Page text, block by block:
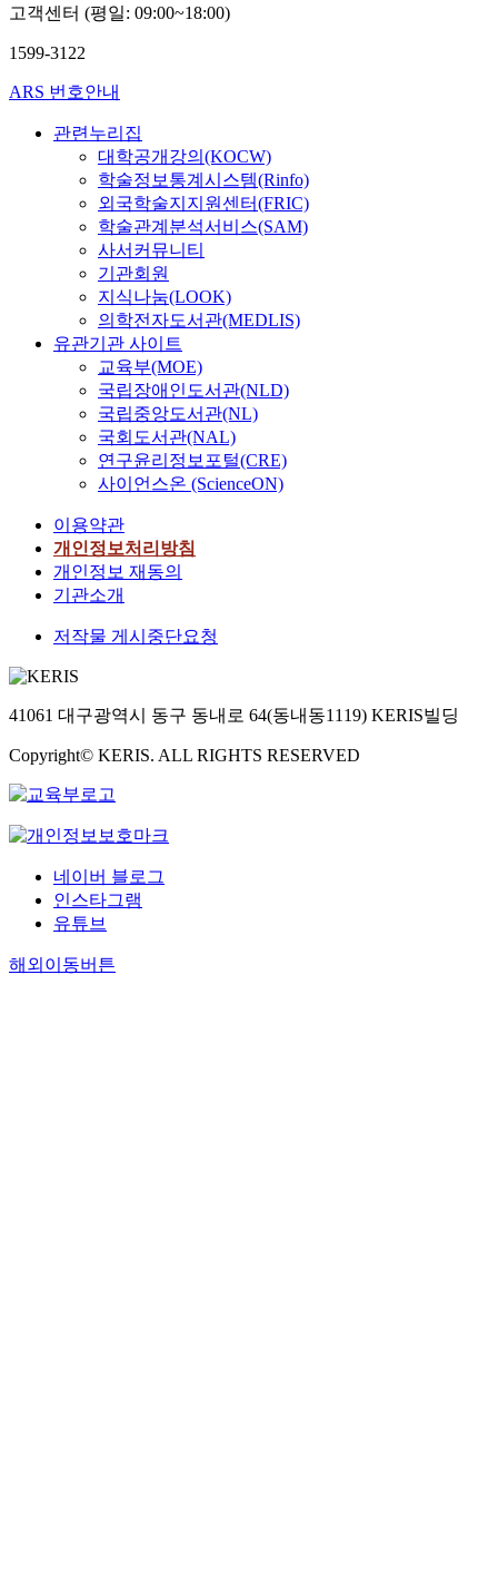
고객센터 (평일: 09:00~18:00)
1599-3122
ARS 번호안내
관련누리집
대학공개강의(KOCW)
학술정보통계시스템(Rinfo)
외국학술지지원센터(FRIC)
학술관계분석서비스(SAM)
사서커뮤니티
기관회원
지식나눔(LOOK)
의학전자도서관(MEDLIS)
유관기관 사이트
교육부(MOE)
국립장애인도서관(NLD)
국립중앙도서관(NL)
국회도서관(NAL)
연구윤리정보포털(CRE)
사이언스온 (ScienceON)
이용약관
개인정보처리방침
개인정보 재동의
기관소개
저작물 게시중단요청
41061 대구광역시 동구 동내로 64(동내동1119) KERIS빌딩
Copyright© KERIS. ALL RIGHTS RESERVED
네이버 블로그
인스타그램
유튜브
해외이동버튼